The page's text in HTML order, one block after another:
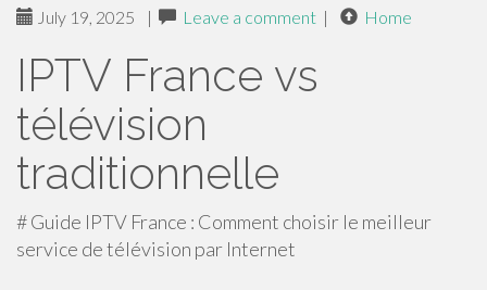
July 19, 2025 | Leave a comment | Home
IPTV France vs
télévision
traditionnelle
# Guide IPTV France : Comment choisir le meilleur
service de télévision par Internet